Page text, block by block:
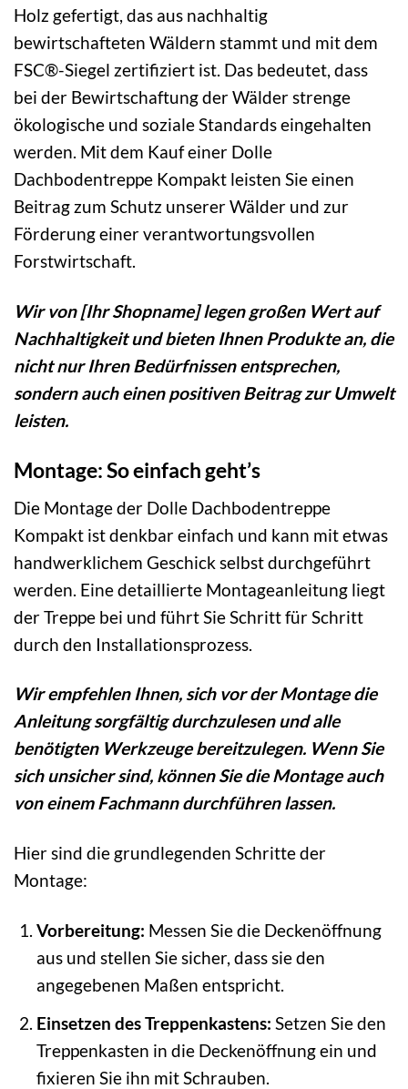
Holz gefertigt, das aus nachhaltig
bewirtschafteten Wäldern stammt und mit dem
FSC®-Siegel zertifiziert ist. Das bedeutet, dass
bei der Bewirtschaftung der Wälder strenge
ökologische und soziale Standards eingehalten
werden. Mit dem Kauf einer Dolle
Dachbodentreppe Kompakt leisten Sie einen
Beitrag zum Schutz unserer Wälder und zur
Förderung einer verantwortungsvollen
Forstwirtschaft.
Wir von [Ihr Shopname] legen großen Wert auf
Nachhaltigkeit und bieten Ihnen Produkte an, die
nicht nur Ihren Bedürfnissen entsprechen,
sondern auch einen positiven Beitrag zur Umwelt
leisten.
Montage: So einfach geht’s
Die Montage der Dolle Dachbodentreppe
Kompakt ist denkbar einfach und kann mit etwas
handwerklichem Geschick selbst durchgeführt
werden. Eine detaillierte Montageanleitung liegt
der Treppe bei und führt Sie Schritt für Schritt
durch den Installationsprozess.
Wir empfehlen Ihnen, sich vor der Montage die
Anleitung sorgfältig durchzulesen und alle
benötigten Werkzeuge bereitzulegen. Wenn Sie
sich unsicher sind, können Sie die Montage auch
von einem Fachmann durchführen lassen.
Hier sind die grundlegenden Schritte der
Montage:
Vorbereitung: Messen Sie die Deckenöffnung
aus und stellen Sie sicher, dass sie den
angegebenen Maßen entspricht.
Einsetzen des Treppenkastens: Setzen Sie den
Treppenkasten in die Deckenöffnung ein und
fixieren Sie ihn mit Schrauben.